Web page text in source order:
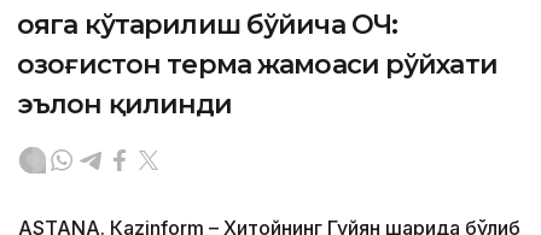
Қояга кўтарилиш бўйича ОЧ:
Қозоғистон терма жамоаси рўйхати
эълон қилинди
ASTANА. Кazinform – Хитойнинг Гуйян шаҳрида бўлиб